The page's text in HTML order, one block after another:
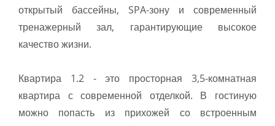
открытый бассейны, SPA-зону и современный
тренажерный зал, гарантирующие высокое
качество жизни.
Квартира 1.2 - это просторная 3,5-комнатная
квартира с современной отделкой. В гостиную
можно попасть из прихожей со встроенным